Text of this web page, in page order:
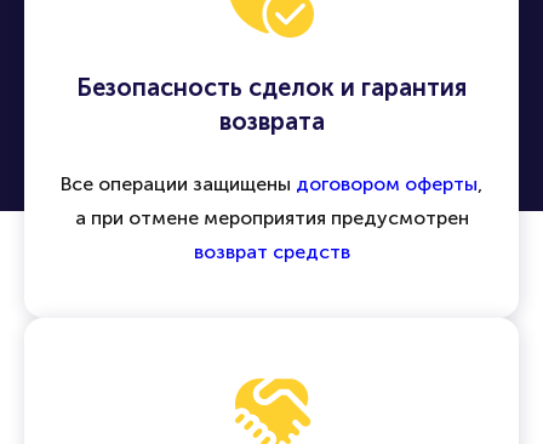
Безопасность сделок и гарантия
возврата
Все операции защищены договором оферты,
а при отмене мероприятия предусмотрен
возврат средств